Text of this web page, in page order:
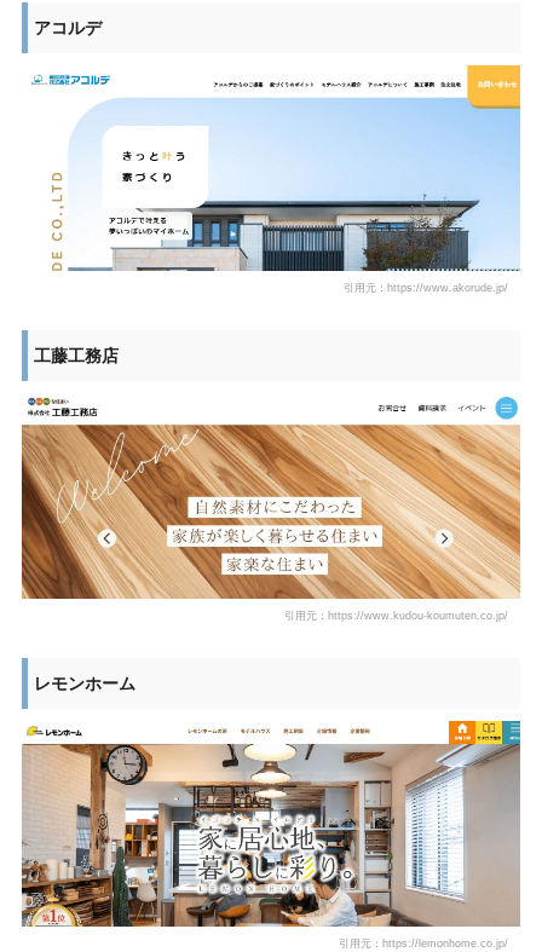
アコルデ
引用元：https://www.akorude.jp/
工藤工務店
引用元：https://www.kudou-koumuten.co.jp/
レモンホーム
引用元：https://lemonhome.co.jp/